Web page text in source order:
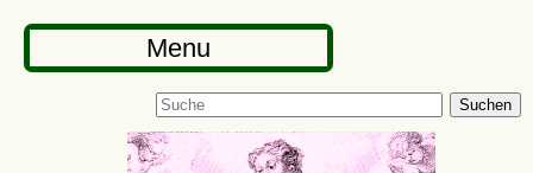
Menu
Suchen